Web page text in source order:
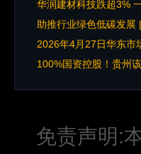
华润建材科技跌超3%
公司盈测及目标价
助推行业绿色低碳发展
技改成功点火
2026年4月27日华东市
100%国资控股！贵州
免责声明: